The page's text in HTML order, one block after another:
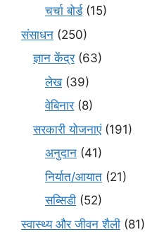
चर्चा बोर्ड(15)
संसाधन (250)
ज्ञान केंद्र(63)
लेख(39)
वेबिनार(8)
सरकारी योजनाएं(191)
अनुदान (41)
निर्यात/आयात (21)
सब्सिडी (52)
स्वास्थ्य और जीवन शैली (81)